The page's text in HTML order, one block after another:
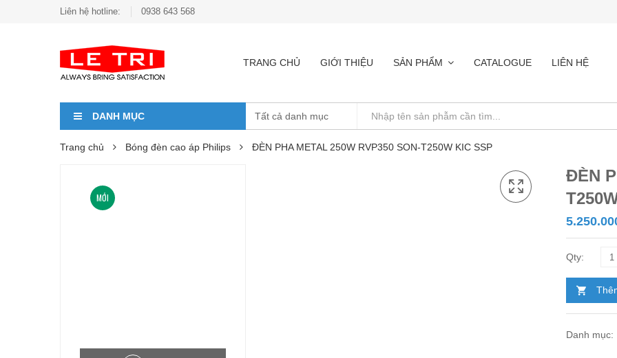
Liên hệ hotline: 0938 643 568
TRANG CHỦ GIỚI THIỆU SẢN PHẨM CATALOGUE LIÊN HỆ
DANH MỤC
Trang chủ Bóng đèn cao áp Philips ĐÈN PHA METAL 250W RVP350 SON-T250W KIC SSP
ĐÈN
Danh mục:
MỚI